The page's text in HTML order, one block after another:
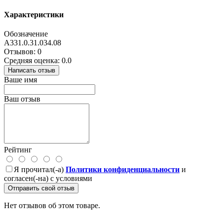
Характеристики
Обозначение
A331.0.31.034.08
Отзывов: 0
Средняя оценка: 0.0
Написать отзыв
Ваше имя
Ваш отзыв
Рейтинг
Я прочитал(-а) Политики конфиденциальности и
согласен(-на) с условиями
Отправить свой отзыв
Нет отзывов об этом товаре.